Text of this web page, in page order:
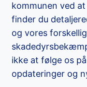
kommunen ved
finder du
og vores
ikke at følge os på
opdateringer og